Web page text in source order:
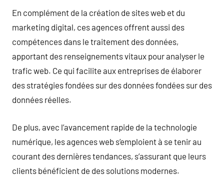
En complément de la création de sites web et du
marketing digital, ces agences offrent aussi des
compétences dans le traitement des données,
apportant des renseignements vitaux pour analyser le
trafic web. Ce qui facilite aux entreprises de élaborer
des stratégies fondées sur des données fondées sur des
données réelles.
De plus, avec l’avancement rapide de la technologie
numérique, les agences web s’emploient à se tenir au
courant des dernières tendances, s’assurant que leurs
clients bénéficient de des solutions modernes.